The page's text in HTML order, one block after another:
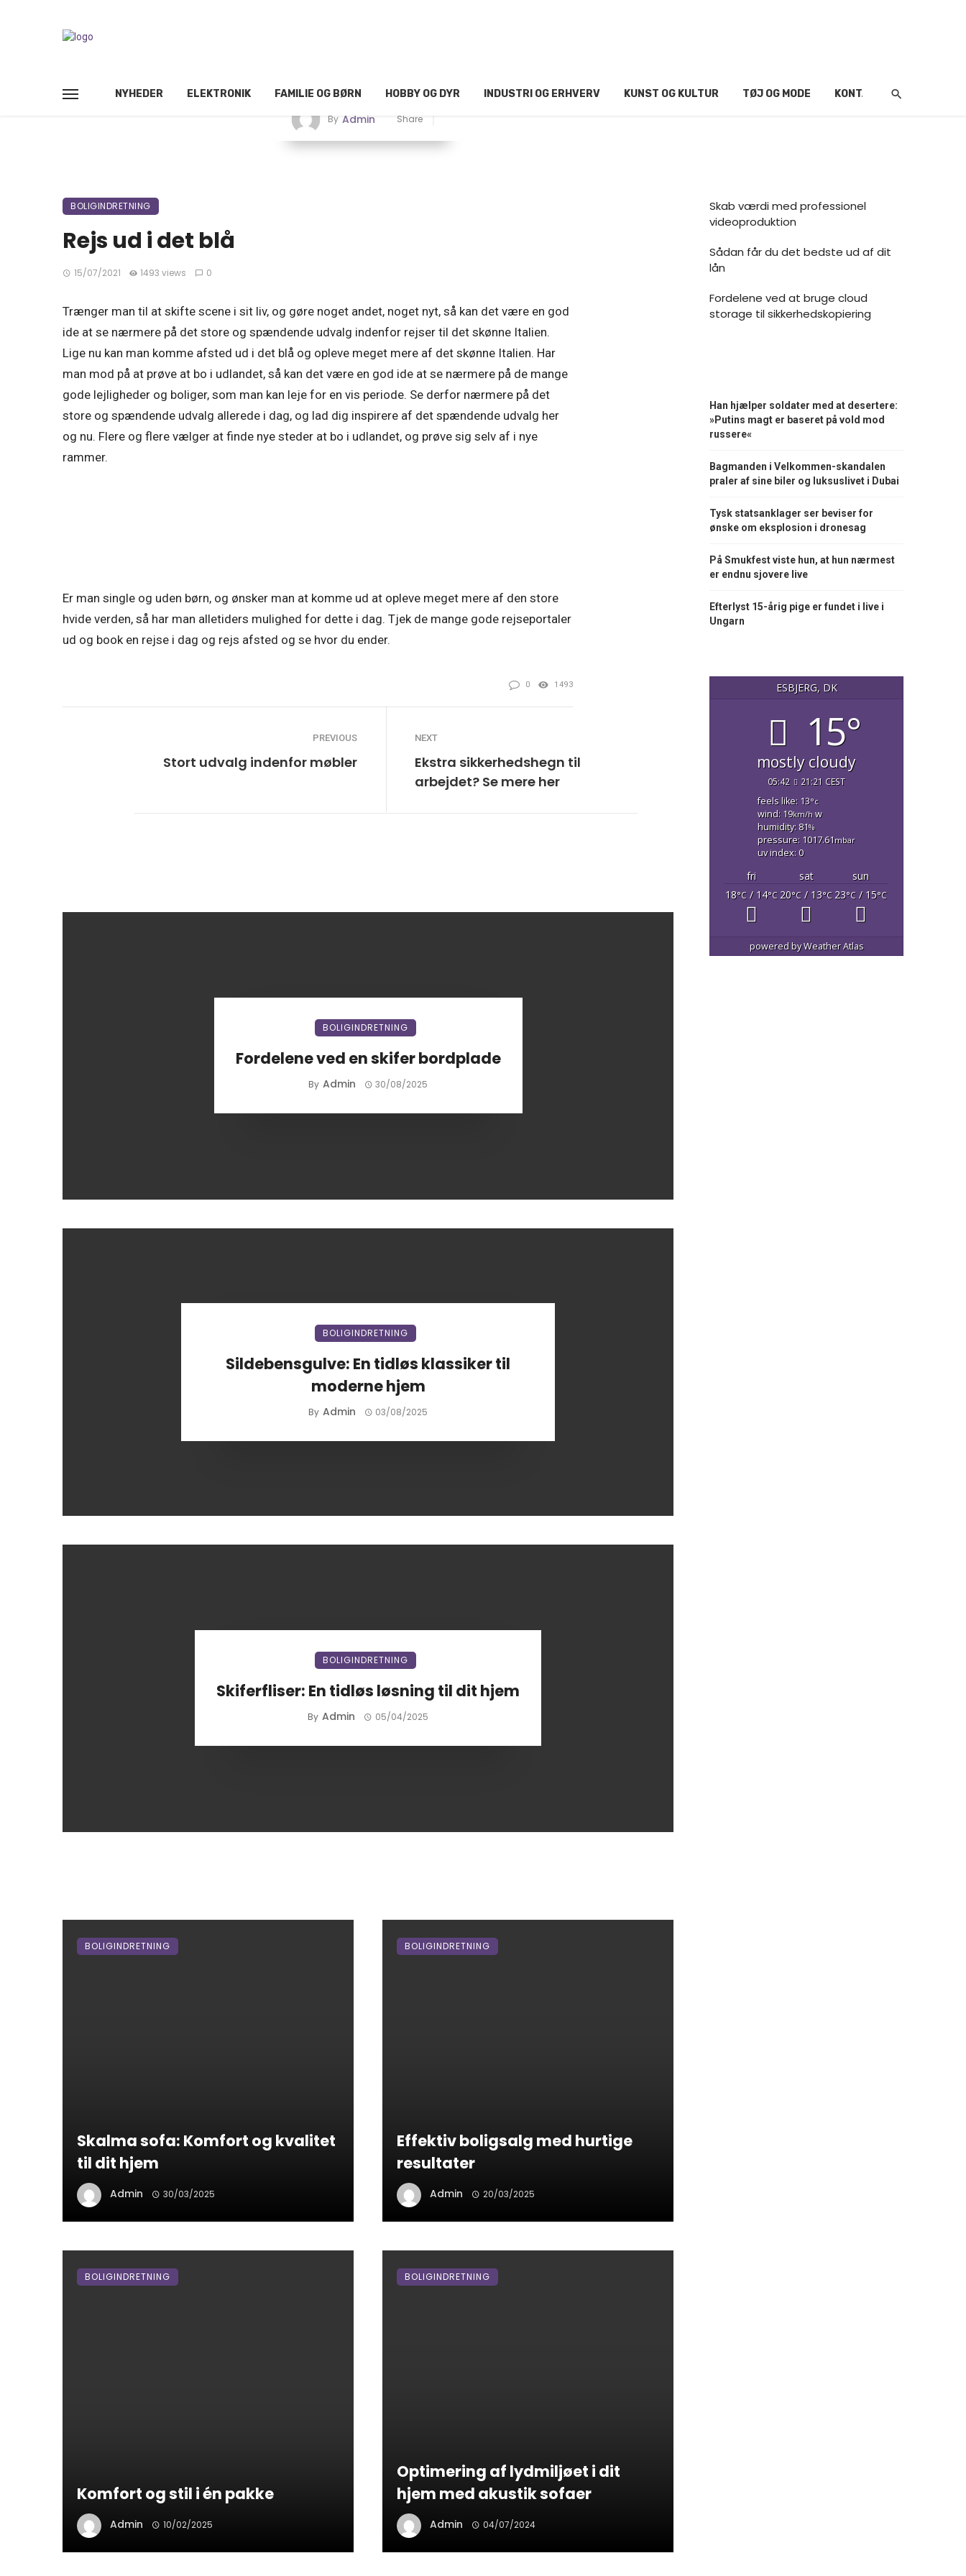
NYHEDER ELEKTRONIK FAMILIE OG BØRN HOBBY OG DYR INDUSTRI OG ERHVERV KUNST OG KULTUR TØJ OG MODE KONTAKT
By Admin Share
BOLIGINDRETNING
Rejs ud i det blå
15/07/2021 1493 views 0
Trænger man til at skifte scene i sit liv, og gøre noget andet, noget nyt, så kan det være en god
ide at se nærmere på det store og spændende udvalg indenfor rejser til det skønne Italien.
Lige nu kan man komme afsted ud i det blå og opleve meget mere af det skønne Italien. Har
man mod på at prøve at bo i udlandet, så kan det være en god ide at se nærmere på de mange
gode lejligheder og boliger, som man kan leje for en vis periode. Se derfor nærmere på det
store og spændende udvalg allerede i dag, og lad dig inspirere af det spændende udvalg her
og nu. Flere og flere vælger at finde nye steder at bo i udlandet, og prøve sig selv af i nye
rammer.
Er man single og uden børn, og ønsker man at komme ud at opleve meget mere af den store
hvide verden, så har man alletiders mulighed for dette i dag. Tjek de mange gode rejseportaler
ud og book en rejse i dag og rejs afsted og se hvor du ender.
0 1493
PREVIOUS
Stort udvalg indenfor møbler
NEXT
Ekstra sikkerhedshegn til
arbejdet? Se mere her
BOLIGINDRETNING
Fordelene ved en skifer bordplade
By Admin 30/08/2025
BOLIGINDRETNING
Sildebensgulve: En tidløs klassiker til
moderne hjem
By Admin 03/08/2025
BOLIGINDRETNING
Skiferfliser: En tidløs løsning til dit hjem
By Admin 05/04/2025
Skalma sofa: Komfort og kvalitet
til dit hjem
Admin 30/03/2025
BOLIGINDRETNING
Effektiv boligsalg med hurtige
resultater
Admin 20/03/2025
BOLIGINDRETNING
Komfort og stil i én pakke
Admin 10/02/2025
BOLIGINDRETNING
Optimering af lydmiljøet i dit
hjem med akustik sofaer
Admin 04/07/2024
BOLIGINDRETNING
Skab værdi med professionel
videoproduktion
Sådan får du det bedste ud af dit
lån
Fordelene ved at bruge cloud
storage til sikkerhedskopiering
Han hjælper soldater med at desertere:
»Putins magt er baseret på vold mod
russere«
Bagmanden i Velkommen-skandalen
praler af sine biler og luksuslivet i Dubai
Tysk statsanklager ser beviser for
ønske om eksplosion i dronesag
På Smukfest viste hun, at hun nærmest
er endnu sjovere live
Efterlyst 15-årig pige er fundet i live i
Ungarn
ESBJERG, DK
15°
mostly cloudy
05:42 21:21 CEST
feels like: 13°c
wind: 19km/h w
humidity: 81%
pressure: 1017.61mbar
uv index: 0
fri sat
sun
18°C / 14°C 20°C / 13°C 23°C / 15°C
powered byWeather Atlas